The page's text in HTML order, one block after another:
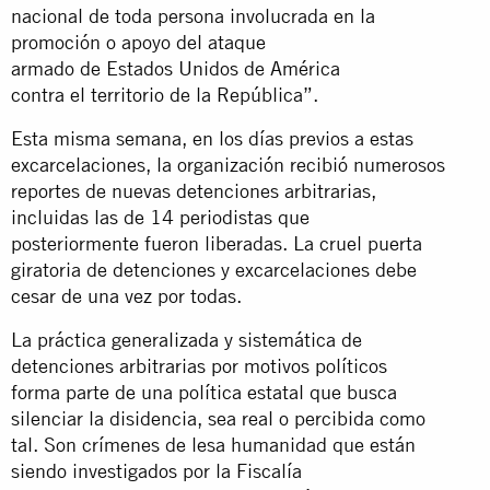
nacional de toda persona involucrada en la
promoción o apoyo del ataque
armado de Estados Unidos de América
contra el territorio de la República”.
Esta misma semana, en los días previos a estas
excarcelaciones, la organización recibió numerosos
reportes de nuevas detenciones arbitrarias,
incluidas las de 14 periodistas que
posteriormente fueron liberadas. La cruel puerta
giratoria de detenciones y excarcelaciones debe
cesar de una vez por todas.
La práctica generalizada y sistemática de
detenciones arbitrarias por motivos políticos
forma parte de una política estatal que busca
silenciar la disidencia, sea real o percibida como
tal. Son crímenes de lesa humanidad que están
siendo investigados por la Fiscalía